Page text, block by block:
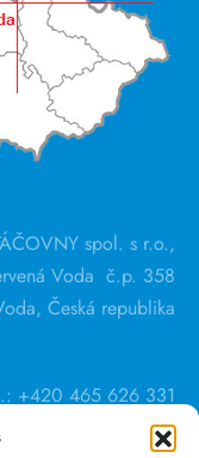
spol. s r.o.,
Voda č.p. 358
Česká republika
+420 465 626 331